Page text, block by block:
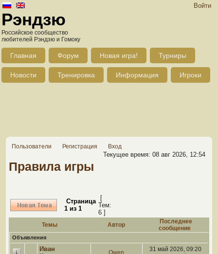
Войти
Рэндзю
Российское сообщество
любителей Рэндзю и Гомоку
Главная Форум Новая игра! Турниры
Новости Тренировка Информация Игроки
Пользователи Регистрация Вход
Текущее время: 08 авг 2026, 12:54
Правила игры
Страница
1 из 1
[
Тем:
6 ]
Темы Автор
Последнее
сообщение
Объявления
Иван
Owen
31 май 2026, 09:20